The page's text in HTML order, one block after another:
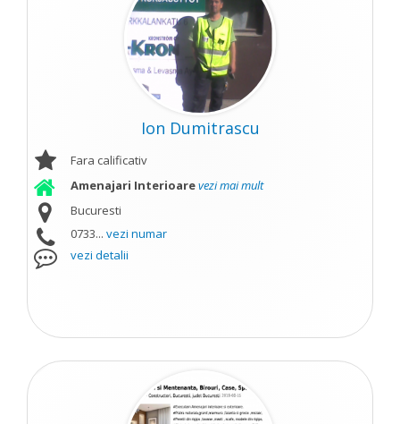
Ion Dumitrascu
Fara calificativ
Amenajari Interioarevezi mai mult
Bucuresti
0733... vezi numar
vezi detalii